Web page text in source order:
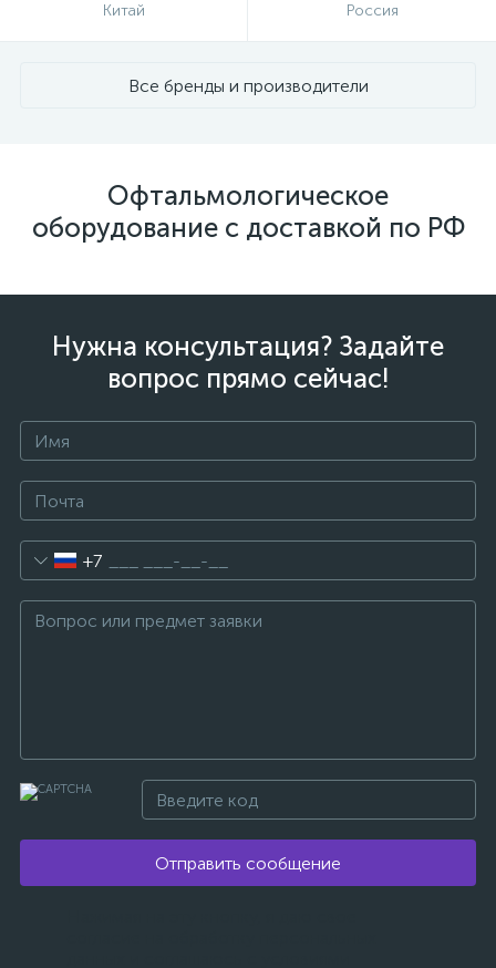
Китай Россия
Все бренды и производители
Офтальмологическое
оборудование с доставкой по РФ
Нужна консультация? Задайте
вопрос прямо сейчас!
+7
Отправить сообщение